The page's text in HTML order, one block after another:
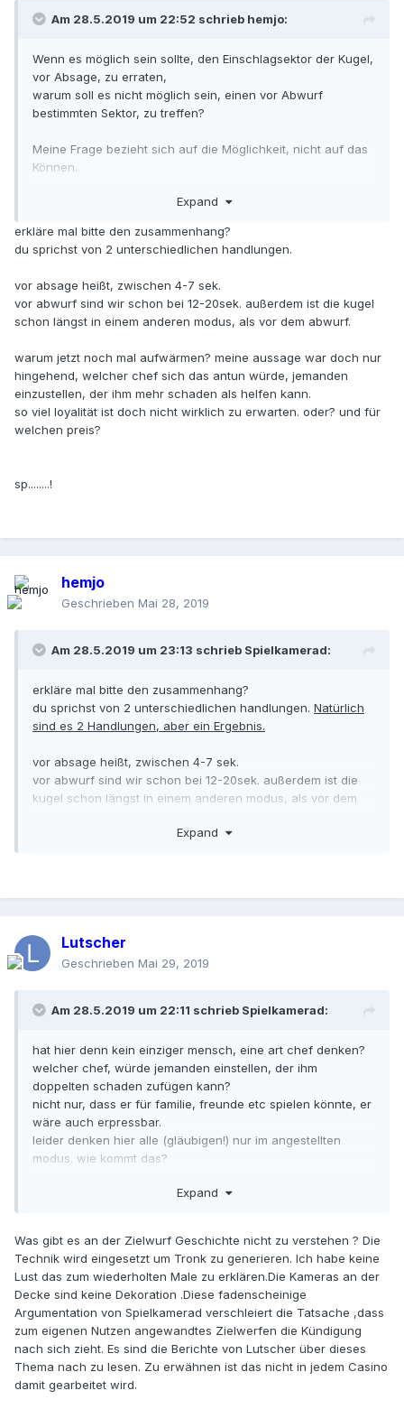
Am 28.5.2019 um 22:52 schrieb hemjo:
Wenn es möglich sein sollte, den Einschlagsektor der Kugel,
vor Absage, zu erraten,
warum soll es nicht möglich sein, einen vor Abwurf
bestimmten Sektor, zu treffen?
Meine Frage bezieht sich auf die Möglichkeit, nicht auf das
Können.
Expand
erkläre mal bitte den zusammenhang?
du sprichst von 2 unterschiedlichen handlungen.
vor absage heißt, zwischen 4-7 sek.
vor abwurf sind wir schon bei 12-20sek. außerdem ist die kugel
schon längst in einem anderen modus, als vor dem abwurf.
warum jetzt noch mal aufwärmen? meine aussage war doch nur
hingehend, welcher chef sich das antun würde, jemanden
einzustellen, der ihm mehr schaden als helfen kann.
so viel loyalität ist doch nicht wirklich zu erwarten. oder? und für
welchen preis?
sp........!
hemjo
Geschrieben Mai 28, 2019
Am 28.5.2019 um 23:13 schrieb Spielkamerad:
erkläre mal bitte den zusammenhang?
du sprichst von 2 unterschiedlichen handlungen. Natürlich
sind es 2 Handlungen, aber ein Ergebnis.
vor absage heißt, zwischen 4-7 sek.
vor abwurf sind wir schon bei 12-20sek. außerdem ist die
kugel schon längst in einem anderen modus, als vor dem
Ich kann dir den Erfolg bei beiden Handlungen nicht
kann.
so viel loyalität ist doch nicht wirklich zu erwarten. oder?
Spieler wird angefüttert und dann ausgenommen.
Beobachter, verwertbar sein könnte.
Expand
Lutscher
Geschrieben Mai 29, 2019
Am 28.5.2019 um 22:11 schrieb Spielkamerad:
hat hier denn kein einziger mensch, eine art chef denken?
welcher chef, würde jemanden einstellen, der ihm
doppelten schaden zufügen kann?
nicht nur, dass er für familie, freunde etc spielen könnte, er
wäre auch erpressbar.
leider denken hier alle (gläubigen!) nur im angestellten
modus. wie kommt das?
Expand
Was gibt es an der Zielwurf Geschichte nicht zu verstehen ? Die
Technik wird eingesetzt um Tronk zu generieren. Ich habe keine
Lust das zum wiederholten Male zu erklären.Die Kameras an der
Decke sind keine Dekoration .Diese fadenscheinige
Argumentation von Spielkamerad verschleiert die Tatsache ,dass
zum eigenen Nutzen angewandtes Zielwerfen die Kündigung
nach sich zieht. Es sind die Berichte von Lutscher über dieses
Thema nach zu lesen. Zu erwähnen ist das nicht in jedem Casino
damit gearbeitet wird.